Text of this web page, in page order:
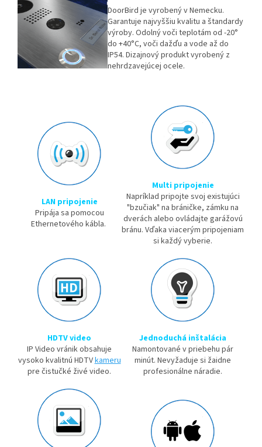
DoorBird je vyrobený v Nemecku.
Garantuje najvyššiu kvalitu a štandardy
výroby. Odolný voči teplotám od -20°
do +40°C, voči dažďu a vode až do
IP54. Dizajnový produkt vyrobený z
nehrdzavejúcej ocele.
LAN pripojenie
Pripája sa pomocou
Ethernetového kábla.
Multi pripojenie
Napríklad pripojte svoj existujúci
"bzučiak" na bráničke, zámku na
dverách alebo ovládajte garážovú
bránu. Vďaka viacerým pripojeniam
si každý vyberie.
HDTV video
IP Video vránik obsahuje
vysoko kvalitnú HDTVkameru
pre čistučké živé video.
Jednoduchá inštalácia
Namontované v priebehu pár
minút. Nevyžaduje si žaidne
profesionálne náradie.